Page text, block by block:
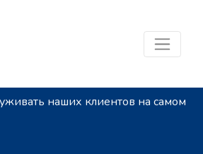
наших клиентов на самом